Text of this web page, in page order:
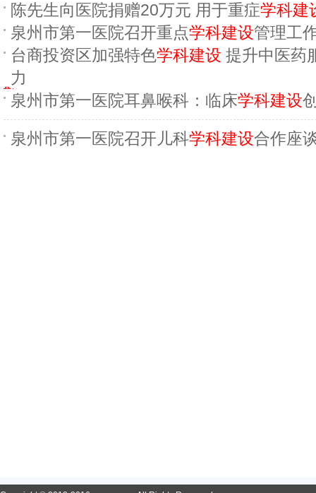
陈先生向医院捐赠20万元 用于重症学科建
泉州市第一医院召开重点学科建设管理工
台商投资区加强特色学科建设 提升中医药
力
泉州市第一医院耳鼻喉科：临床学科建设
泉州市第一医院召开儿科学科建设合作座